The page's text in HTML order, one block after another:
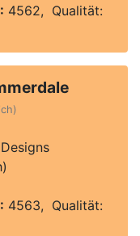
4562, Qualität:
4563, Qualität: